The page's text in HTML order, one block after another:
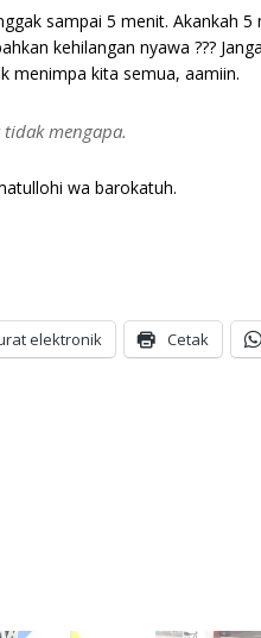
sampai 5 menit. Akankah 5
kehilangan nyawa ???
menimpa kita semua, aamiin.
mengapa.
wa barokatuh.
elektronik Cetak